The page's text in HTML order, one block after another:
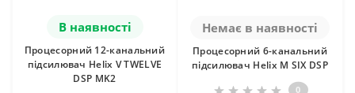
В наявності
Процесорний 12-канальний
підсилювач Helix V TWELVE
DSP MK2
Немає в наявності
Процесорний 6-канальний
підсилювач Helix M SIX DSP
0